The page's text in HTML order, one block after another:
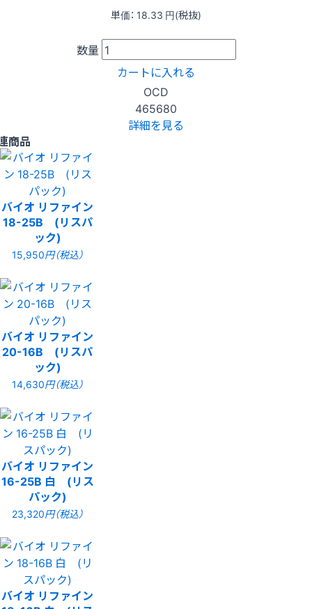
単価： 18.33 円(税抜)
数量
カートに入れる
OCD
465680
詳細を見る
商品
バイオ リファイン
18-25B (リスパ
ック)
15,950円（税込）
バイオ リファイン
20-16B (リスパ
ック)
14,630円（税込）
バイオ リファイン
16-25B 白 (リス
パック)
23,320円（税込）
バイオ リファイン